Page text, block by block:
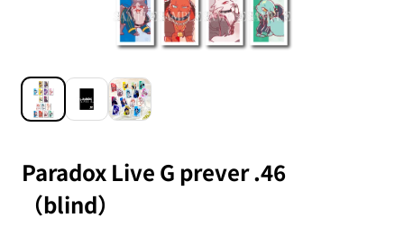
Paradox Live G prever .46
（blind）